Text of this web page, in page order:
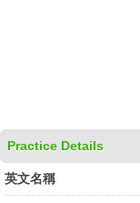
Practice Details
英文名稱